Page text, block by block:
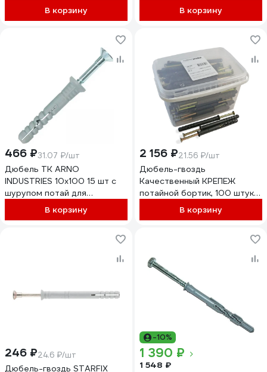
В корзину В корзину
466 ₽31.07 ₽/шт
Дюбель ТК ARNO
INDUSTRIES 10х100 15 шт с
шурупом потай для
крепления конструкций в
стене первичный пластик
В корзину
2 156 ₽21.56 ₽/шт
Дюбель-гвоздь
Качественный КРЕПЕЖ
потайной бортик, 100 штук
2000629 КЧВ корзину
246 ₽24.6 ₽/шт
Дюбель-гвоздь STARFIX
-10%
1 390 ₽
1 548 ₽